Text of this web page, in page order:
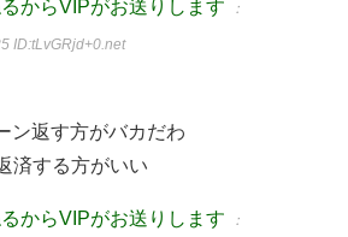
からVIPがお送りします ：
ID:tLvGRjd+0.net
ン返す方がバカだわ
済する方がいい
からVIPがお送りします ：